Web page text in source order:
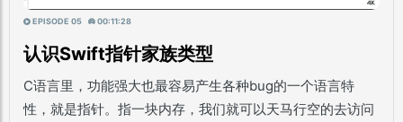
EPISODE 05 00:11:28
认识Swift指针家族类型
C语言里，功能强大也最容易产生各种bug的一个语言特
性，就是指针。指一块内存，我们就可以天马行空的去访问